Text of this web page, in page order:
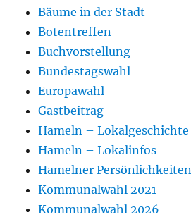
Bäume in der Stadt
Botentreffen
Buchvorstellung
Bundestagswahl
Europawahl
Gastbeitrag
Hameln – Lokalgeschichte
Hameln – Lokalinfos
Hamelner Persönlichkeiten
Kommunalwahl 2021
Kommunalwahl 2026